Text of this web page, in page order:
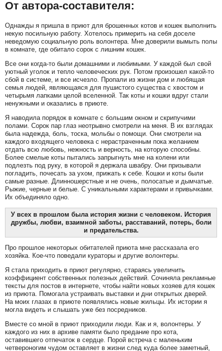
От автора-составителя:
Однажды я пришла в приют для брошенных котов и кошек выполнить
некую посильную работу. Хотелось примерить на себя доселе
неведомую социальную роль волонтера. Мне доверили вымыть полы
в комнате, где обитало сорок с лишним кошек.
Все они когда-то были домашними и любимыми. У каждой был свой
уютный уголок и тепло человеческих рук. Потом произошел какой-то
сбой в системе, и все исчезло. Пропали из жизни дом и любящая
семья людей, являющаяся для пушистого существа с хвостом и
четырьмя лапками целой вселенной. Так коты и кошки вдруг стали
ненужными и оказались в приюте.
Я наводила порядок в комнате с большим окном и скрипучими
полами. Сорок пар глаз неотрывно смотрели на меня. В их взглядах
была надежда, боль, тоска, мольбы о помощи. Они смотрели на
каждого входящего человека с нерастраченным пока желанием
отдать всю любовь, нежность и верность, на которую способны.
Более смелые коты пытались запрыгнуть мне на колени или
подлезть под руку, в которой я держала швабру. Они призывали
погладить, почесать за ухом, прижать к себе. Кошки и коты были
самые разные. Длинношерстные и не очень, полосатые и дымчатые.
Рыжие, черные и белые. С уникальными характерами и привычками.
Их объединяло одно.
У всех в прошлом была история жизни с человеком. История
дружбы, любви, взаимной заботы, расставаний, потерь, боли
и предательства.
Про прошлое некоторых обитателей приюта мне рассказала его
хозяйка. Кое-что поведали кураторы и другие волонтеры.
Я стала приходить в приют регулярно, стараясь увеличить
коэффициент собственных полезных действий. Сочиняла рекламные
тексты для постов в интернете, чтобы найти новых хозяев для кошек
из приюта. Помогала устраивать выставки и дни открытых дверей.
На моих глазах в приюте появлялись новые жильцы. Их истории я
могла видеть и слышать уже без посредников.
Вместе со мной в приют приходили люди. Как и я, волонтеры. У
каждого из них в архиве памяти было предание про кота,
оставившего отпечаток в сердце. Порой встреча с маленьким
четвероногим чудом оставляет в жизни след куда более заметный,